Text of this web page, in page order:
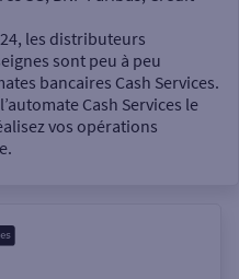
moi
les distributeurs
sont peu à peu
bancaires Cash Services.
Cash Services le
vos opérations